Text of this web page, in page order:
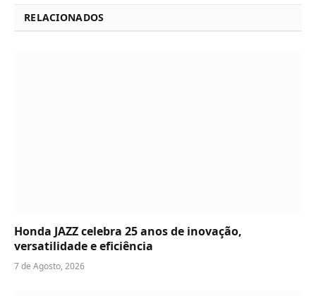
RELACIONADOS
Honda JAZZ celebra 25 anos de inovação,
versatilidade e eficiência
7 de Agosto, 2026